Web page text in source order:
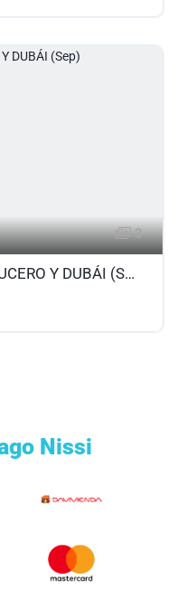
3
TURQUIA, GRECIA 3 NTS CRUCERO Y DUBÁI (SEP)
Nissi